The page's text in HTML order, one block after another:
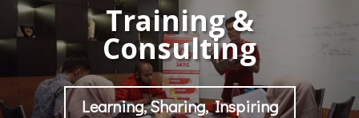
Training &
Consulting
Learning, Sharing, Inspiring